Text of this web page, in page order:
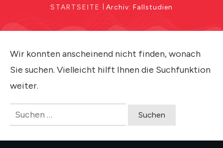
STARTSEITE Archiv: Fallstudien
Wir konnten anscheinend nicht finden, wonach
Sie suchen. Vielleicht hilft Ihnen die Suchfunktion
weiter.
nach: